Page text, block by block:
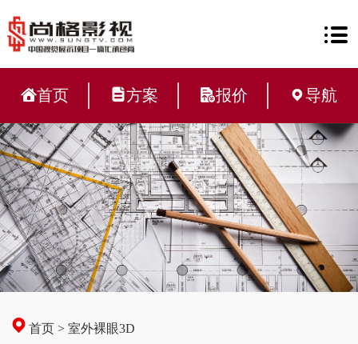
首页 方案 报价 导航
首页 >室外裸眼3D